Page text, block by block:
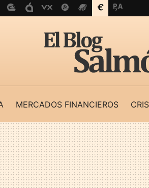
MERCADOS FINANCIEROS